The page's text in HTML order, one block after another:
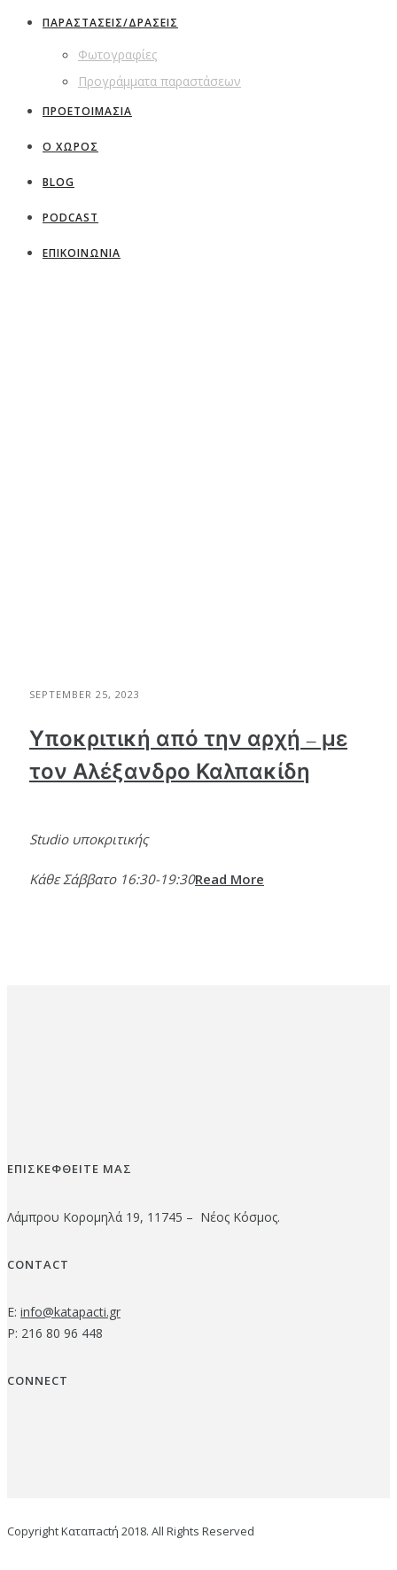
ΠΑΡΑΣΤΑΣΕΙΣ/ΔΡΑΣΕΙΣ
Φωτογραφίες
Προγράμματα παραστάσεων
ΠΡΟΕΤΟΙΜΑΣΙΑ
Ο ΧΩΡΟΣ
BLOG
PODCAST
ΕΠΙΚΟΙΝΩΝΙΑ
SEPTEMBER 25, 2023
Υποκριτική από την αρχή – με
τον Αλέξανδρο Καλπακίδη
Studio υποκριτικής
Κάθε Σάββατο 16:30-19:30Read More
ΕΠΙΣΚΕΦΘΕΙΤΕ ΜΑΣ
Λάμπρου Κορομηλά 19, 11745 – Νέος Κόσμος.
CONTACT
E: info@katapacti.gr
P: 216 80 96 448
CONNECT
Copyright Καταπactή 2018. All Rights Reserved